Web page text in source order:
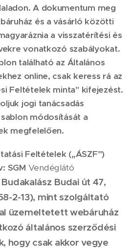
A dokumentum meg
és a vásárló közötti
a visszatérítési és
vonatkozó szabályokat.
található az Általános
online, csak keress rá az
Feltételek minta" kifejezést.
jogi tanácsadás
módosítását a
megfelelően.
Feltételek („ÁSZF”)
SGM Vendéglátó
Budai út 47,
2-13), mint szolgáltató
üzemeltetett webáruház
általános szerződési
hogy csak akkor vegye